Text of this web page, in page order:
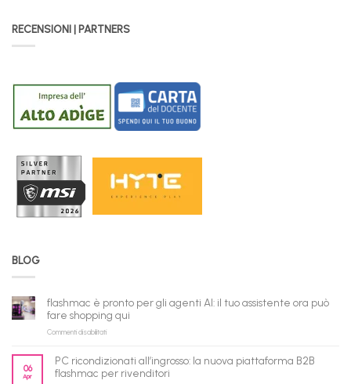
RECENSIONI | PARTNERS
BLOG
flashmac è pronto per gli agenti AI: il tuo assistente ora può
fare shopping qui
Commenti disabilitatisu
pronto
per
06
Apr
PC ricondizionati all’ingrosso: la nuova piattaforma B2B
flashmac per rivenditori